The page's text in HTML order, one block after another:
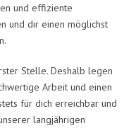
und effiziente
und dir einen möglichst
Stelle. Deshalb legen
Arbeit und einen
für dich erreichbar und
langjährigen